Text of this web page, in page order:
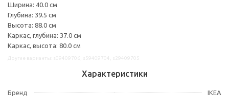
Ширина: 40.0 см
Глубина: 39.5 см
Высота: 88.0 см
Каркас, глубина: 37.0 см
Каркас, высота: 80.0 см
Характеристики
Бренд IKEA